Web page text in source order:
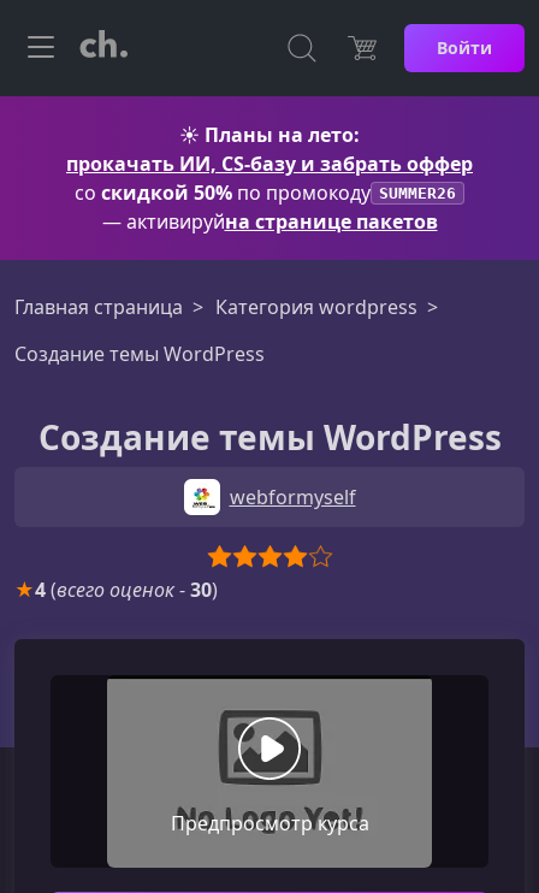
Войти
☀️ Планы на лето:
прокачать ИИ, CS-базу и забрать оффер
со скидкой 50% по промокоду SUMMER26
— активируйна странице пакетов
Главная страница
Категория wordpress
Создание темы WordPress
Создание темы WordPress
webformyself
★4(всего оценок-30)
Предпросмотр курса